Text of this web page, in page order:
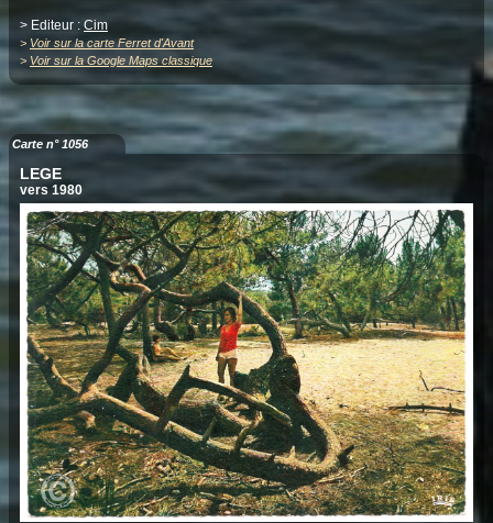
> Editeur : Cim
> Voir sur la carte Ferret d'Avant
> Voir sur la Google Maps classique
Carte n° 1056
LEGE
vers 1980